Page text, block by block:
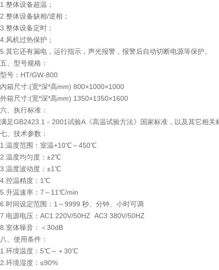
1.整体设备超温；
2.整体设备缺相/逆相；
3.整体设备定时；
4.风机过热保护；
5.其它还有漏电，运行指示，声光报警，报警后自动切断电源等保护。
五、型号规格：
型号：HT/GW-800
内箱尺寸:(宽*深*高mm) 800×1000×1000
外箱尺寸:(宽*深*高mm) 1350×1350×1600
六、执行标准：
满足GB2423.1－2001试验A《高温试验方法》国家标准，以及其它相
七、技术参数：
1.温度范围：室温+10℃～450℃
2.温度均匀度：±2℃
3.温度波动度：±1℃
4.控温精度：1℃
5.升温速率：7～11℃/min
6.时间设定范围：1～9999 秒、分钟、小时可调
7.电源电压：AC1 220V/50HZ AC3 380V/50HZ
8.室体噪音：＜30dB
八、使用条件：
1.环境温度：5℃～＋30℃
2.环境湿度：≤90%